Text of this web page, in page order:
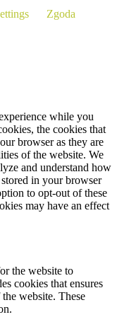
Zgoda
while you
the cookies that
browser as they are
of the website. We
and understand how
in your browser
to opt-out of these
may have an effect
the website to
cookies that ensures
website. These